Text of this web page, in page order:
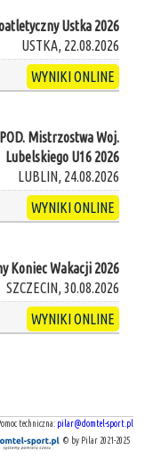
Ustka 2026
USTKA, 22.08.2026
WYNIKI ONLINE
Mistrzostwa Woj.
Lubelskiego U16 2026
LUBLIN, 24.08.2026
WYNIKI ONLINE
Koniec Wakacji 2026
SZCZECIN, 30.08.2026
WYNIKI ONLINE
techniczna: pilar@domtel-sport.pl
© by Pilar 2021-2025